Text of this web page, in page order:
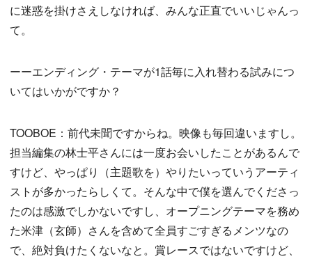
に迷惑を掛けさえしなければ、みんな正直でいいじゃんっ
て。
ーーエンディング・テーマが1話毎に入れ替わる試みにつ
いてはいかがですか？
TOOBOE：前代未聞ですからね。映像も毎回違いますし。
担当編集の林士平さんには一度お会いしたことがあるんで
すけど、やっぱり（主題歌を）やりたいっていうアーティ
ストが多かったらしくて。そんな中で僕を選んでくださっ
たのは感激でしかないですし、オープニングテーマを務め
た米津（玄師）さんを含めて全員すごすぎるメンツなの
で、絶対負けたくないなと。賞レースではないですけど、